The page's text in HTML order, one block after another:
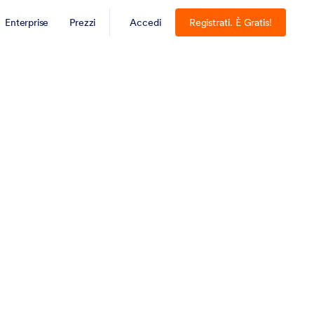
Enterprise Prezzi Accedi Registrati. È Gratis!